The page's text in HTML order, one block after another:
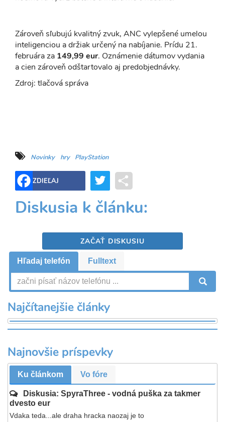
Zároveň sľubujú kvalitný zvuk, ANC vylepšené umelou
inteligenciou a držiak určený na nabíjanie. Prídu 21.
februára za 149,99 eur. Oznámenie dátumov vydania
a cien zároveň odštartovalo aj predobjednávky.
Zdroj: tlačová správa
Novinky hry PlayStation
ZDIEĽAJ Twitter
Diskusia k článku:
ZAČAŤ DISKUSIU
Hľadaj telefón Fulltext
Najčítanejšie články
Najnovšie príspevky
Ku článkom Vo fóre
Diskusia: SpyraThree - vodná puška za takmer
dvesto eur
Vdaka teda...ale draha hracka naozaj je to